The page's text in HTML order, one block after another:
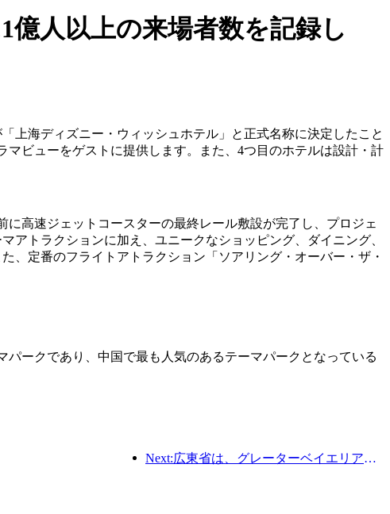
人以上の来場者数を記録し
上海ディズニー・ウィッシュホテル」と正式名称に決定したこと
ビューをゲストに提供します。また、4つ目のホテルは設計・計
高速ジェットコースターの最終レール敷設が完了し、プロジェ
アトラクションに加え、ユニークなショッピング、ダイニング、
、定番のフライトアトラクション「ソアリング・オーバー・ザ・
ークであり、中国で最も人気のあるテーマパークとなっている
Next:広東省は、グレーターベイエリアを世界クラスの観光地にするためのサービス産業能力拡大計画を発表した。